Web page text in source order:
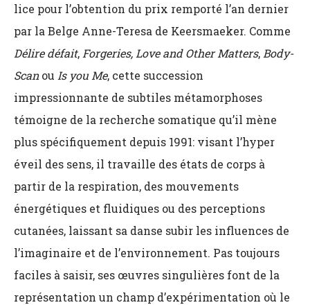
lice pour l’obtention du prix remporté l’an dernier
par la Belge Anne-Teresa de Keersmaeker. Comme
Délire défait, Forgeries, Love and Other Matters, Body-
Scanou Is you Me, cette succession
impressionnante de subtiles métamorphoses
témoigne de la recherche somatique qu’il mène
plus spécifiquement depuis 1991: visant l’hyper
éveil des sens, il travaille des états de corps à
partir de la respiration, des mouvements
énergétiques et fluidiques ou des perceptions
cutanées, laissant sa danse subir les influences de
l’imaginaire et de l’environnement. Pas toujours
faciles à saisir, ses œuvres singulières font de la
représentation un champ d’expérimentation où le